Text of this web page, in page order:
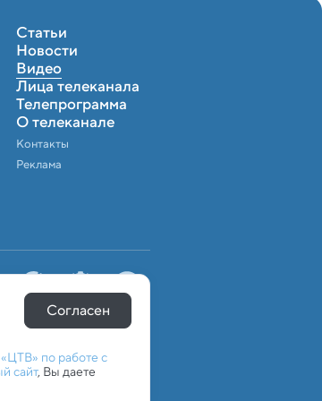
Статьи
Новости
Видео
Лица телеканала
Телепрограмма
О телеканале
Контакты
Реклама
Согласен
по работе с
сайт, Вы даете